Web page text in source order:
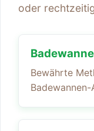
oder
Bewährte
Badewannen-